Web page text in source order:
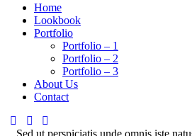
Home
Lookbook
Portfolio
Portfolio – 1
Portfolio – 2
Portfolio – 3
About Us
Contact
Sed ut perspiciatis unde omnis iste